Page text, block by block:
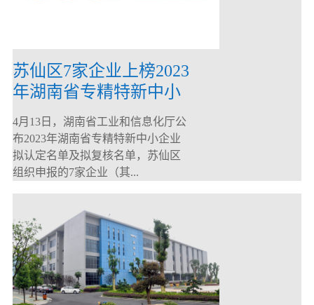
苏仙区7家企业上榜2023
年湖南省专精特新中小
企业
4月13日，湖南省工业和信息化厅公
布2023年湖南省专精特新中小企业
拟认定名单及拟复核名单，苏仙区
组织申报的7家企业（其...